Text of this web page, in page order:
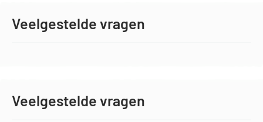
Veelgestelde vragen
Veelgestelde vragen